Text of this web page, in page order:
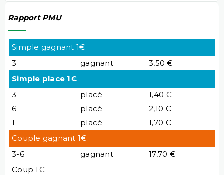
Rapport PMU
Simple gagnant 1€
3
gagnant
3,50 €
Simple place 1€
3
placé
1,40 €
6
placé
2,10 €
1
placé
1,70 €
Couple gagnant 1€
3-6
gagnant
17,70 €
Coup 1€